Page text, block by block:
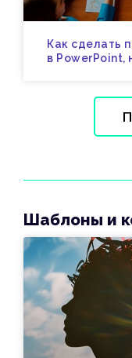
Как сделать
в PowerPoint,
Шаблоны и